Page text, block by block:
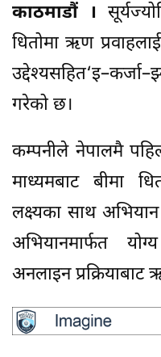
काठमाडौं ।
धितोमा ऋण
गरेको छ।
कम्पनीले नेपालमै
माध्यमबाट बीमा
लक्ष्यका साथ
अभियानमार्फत
अनलाइन प्रक्रियाबाट